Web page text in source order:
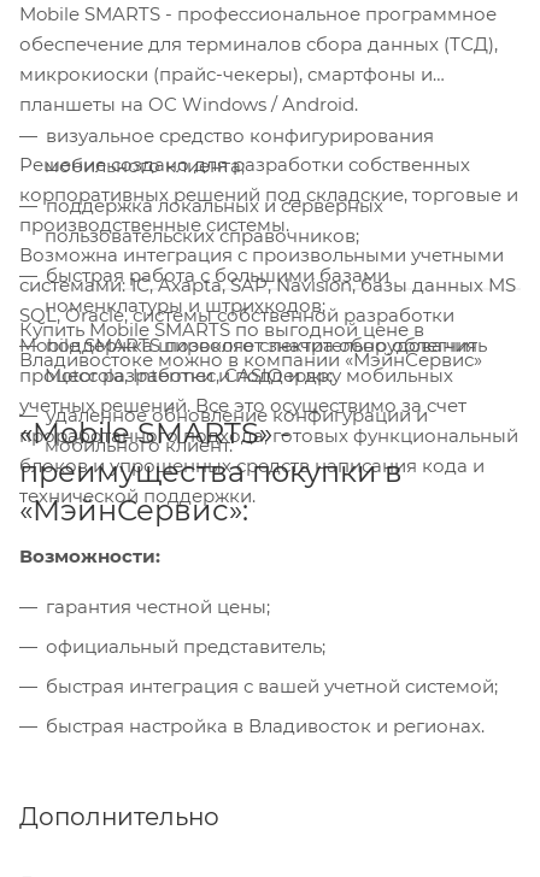
Mobile SMARTS - профессиональное программное
обеспечение для терминалов сбора данных (ТСД),
микрокиоски (прайс-чекеры), смартфоны и
планшеты на OC Windows / Android.
Решение создано для разработки собственных
корпоративных решений под складские, торговые и
производственные системы.
Возможна интеграция с произвольными учетными
системами: 1С, Axapta, SAP, Navision, базы данных MS
SQL, Oracle, системы собственной разработки
Mobile SMARTS позволяет значительно облегчить
процесс разработки и поддержку мобильных
учетных решений. Все это осуществимо за счет
проработанного подхода, готовых функциональный
блоков и упрощенных средств написания кода и
технической поддержки.
Возможности:
визуальное средство конфигурирования
мобильного клиента;
поддержка локальных и серверных
пользовательских справочников;
быстрая работа с большими базами
номенклатуры и штрихкодов;
поддержка широкого спектра оборудования
Motorola, Intermec, CASIO и др;
удаленное обновление конфигурации и
мобильного клиент.
Купить Mobile SMARTS по выгодной цене в
Владивостоке можно в компании «МэйнСервис»
«Mobile SMARTS» -
преимущества покупки в
«МэйнСервис»:
гарантия честной цены;
официальный представитель;
быстрая интеграция с вашей учетной системой;
быстрая настройка в Владивосток и регионах.
Дополнительно